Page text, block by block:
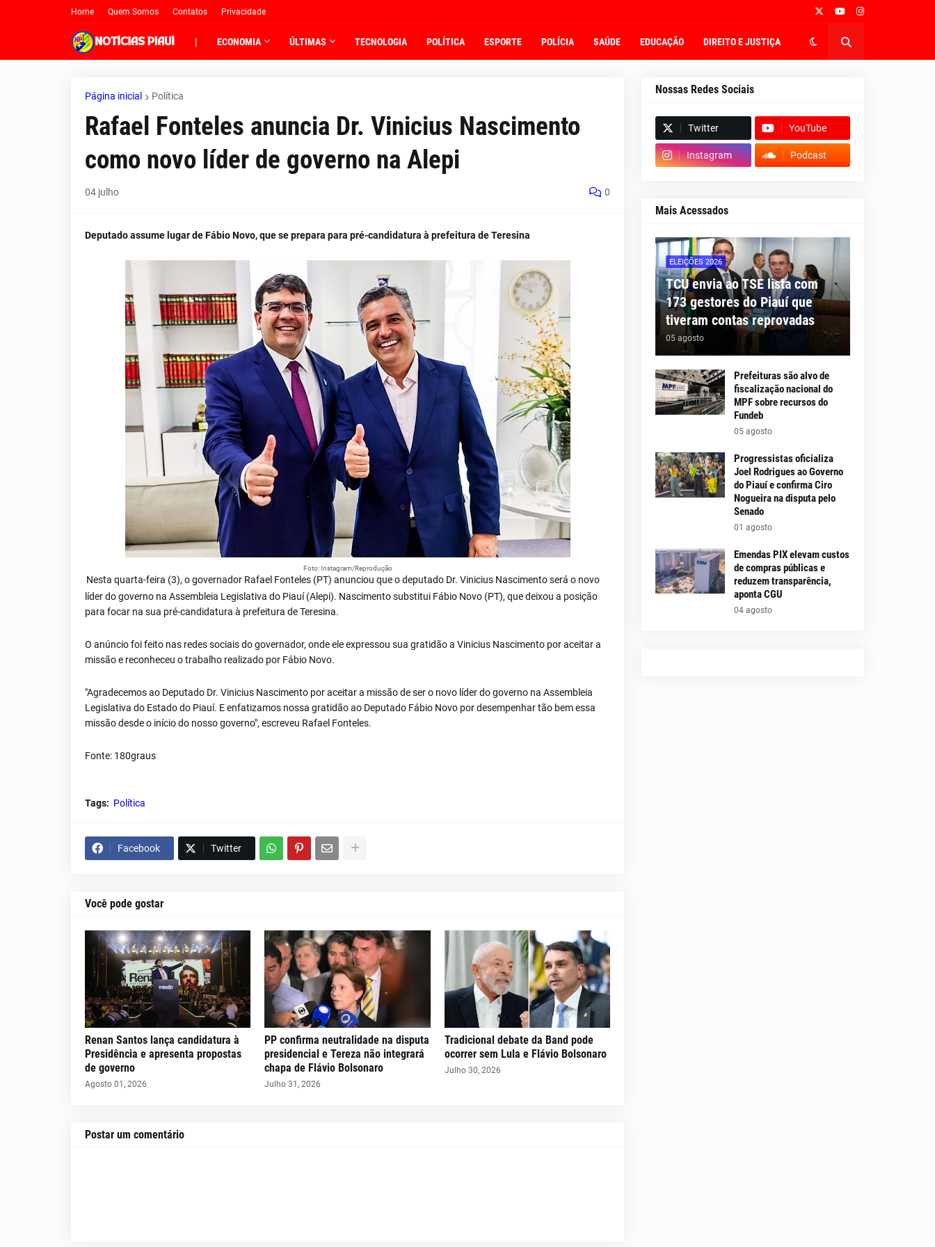
Home Quem Somos Contatos Privacidade
| ECONOMIA ÚLTIMAS TECNOLOGIA POLÍTICA ESPORTE POLÍCIA SAÚDE EDUCAÇÃO DIREITO E JUSTIÇA
Página inicial Política
Rafael Fonteles anuncia Dr. Vinicius Nascimento
como novo líder de governo na Alepi
04 julho 0
Deputado assume lugar de Fábio Novo, que se prepara para pré-candidatura à prefeitura de Teresina
Foto: Instagram/Reprodução
Nesta quarta-feira (3), o governador Rafael Fonteles (PT) anunciou que o deputado Dr. Vinicius Nascimento será o novo
líder do governo na Assembleia Legislativa do Piauí (Alepi). Nascimento substitui Fábio Novo (PT), que deixou a posição
para focar na sua pré-candidatura à prefeitura de Teresina.
O anúncio foi feito nas redes sociais do governador, onde ele expressou sua gratidão a Vinicius Nascimento por aceitar a
missão e reconheceu o trabalho realizado por Fábio Novo.
"Agradecemos ao Deputado Dr. Vinicius Nascimento por aceitar a missão de ser o novo líder do governo na Assembleia
Legislativa do Estado do Piauí. E enfatizamos nossa gratidão ao Deputado Fábio Novo por desempenhar tão bem essa
missão desde o início do nosso governo", escreveu Rafael Fonteles.
Fonte: 180graus
Tags: Política
Facebook Twitter
Você pode gostar
Renan Santos lança candidatura à
Presidência e apresenta propostas
de governo
Agosto 01, 2026
PP confirma neutralidade na disputa
presidencial e Tereza não integrará
chapa de Flávio Bolsonaro
Julho 31, 2026
Tradicional debate da Band pode
ocorrer sem Lula e Flávio Bolsonaro
Julho 30, 2026
Postar um comentário
Nossas Redes Sociais
Twitter YouTube
Instagram Podcast
Mais Acessados
ELEIÇÕES 2026
TCU envia ao TSE lista com
173 gestores do Piauí que
tiveram contas reprovadas
05 agosto
Prefeituras são alvo de
fiscalização nacional do
MPF sobre recursos do
Fundeb
05 agosto
Progressistas oficializa
Joel Rodrigues ao Governo
do Piauí e confirma Ciro
Nogueira na disputa pelo
Senado
01 agosto
Emendas PIX elevam custos
de compras públicas e
reduzem transparência,
aponta CGU
04 agosto